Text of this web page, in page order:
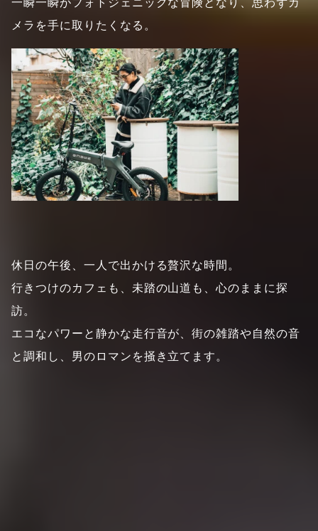
一瞬一瞬がフォトジェニックな冒険となり、思わずカ
メラを手に取りたくなる。
休日の午後、一人で出かける贅沢な時間。
行きつけのカフェも、未踏の山道も、心のままに探
訪。
エコなパワーと静かな走行音が、街の雑踏や自然の音
と調和し、男のロマンを掻き立てます。